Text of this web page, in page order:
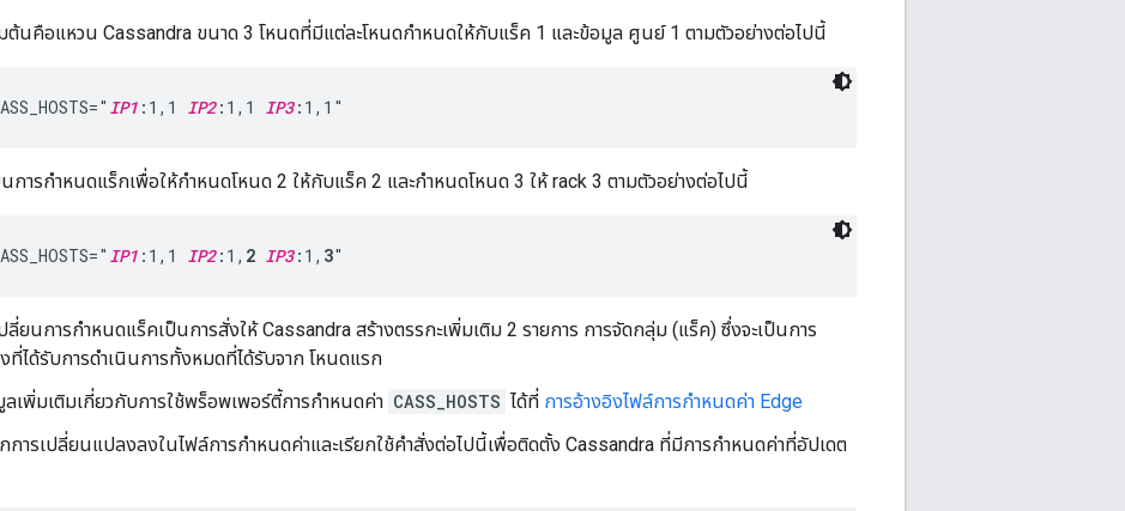
ต้นคือแหวน Cassandra ขนาด 3 โหนดที่มีแต่ละโหนดกำหนดให้กับแร็ค 1 และข้อมูล ศูนย์ 1 ตามตัวอย่างต่อไปนี้
IP1 :1,1 IP2:1,1 IP3:1,1"
การกำหนดแร็กเพื่อให้กำหนดโหนด 2 ให้กับแร็ค 2 และกำหนดโหนด 3 ให้ rack 3 ตามตัวอย่างต่อไปนี้
IP1 :1,1 IP2:1, 2 IP3:1, 3"
ลี่ยนการกำหนดแร็คเป็นการสั่งให้ Cassandra สร้างตรรกะเพิ่มเติม 2 รายการ การจัดกลุ่ม (แร็ค) ซึ่งจะเป็นการ
ที่ได้รับการดำเนินการทั้งหมดที่ได้รับจาก โหนดแรก
เพิ่มเติมเกี่ยวกับการใช้พร็อพเพอร์ตี้การกําหนดค่า CASS_HOSTS ได้ที่ การอ้างอิงไฟล์การกำหนดค่า Edge
ารเปลี่ยนแปลงลงในไฟล์การกำหนดค่าและเรียกใช้คำสั่งต่อไปนี้เพื่อติดตั้ง Cassandra ที่มีการกำหนดค่าที่อัปเดต